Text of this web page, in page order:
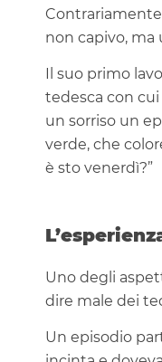
non capivo, ma
Il suo primo
tedesca con cui
un sorriso un
verde, che
è sto venerdì?”
Uno degli
dire male dei
Un episodio